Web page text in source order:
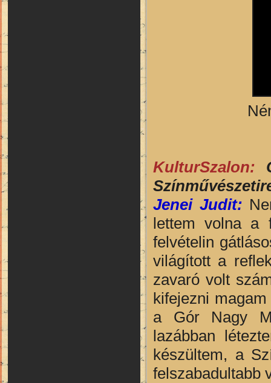
KulturSzalon:
Jenei Judit:
lettem volna a
felvételin
világított a
zavaró volt
kifejezni
a Gór Nagy
lazábban
készültem, a
felszabadultabb